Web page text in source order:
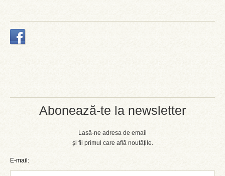
Abonează-te la newsletter
Lasă-ne adresa de email
și fii primul care află noutățile.
E-mail: